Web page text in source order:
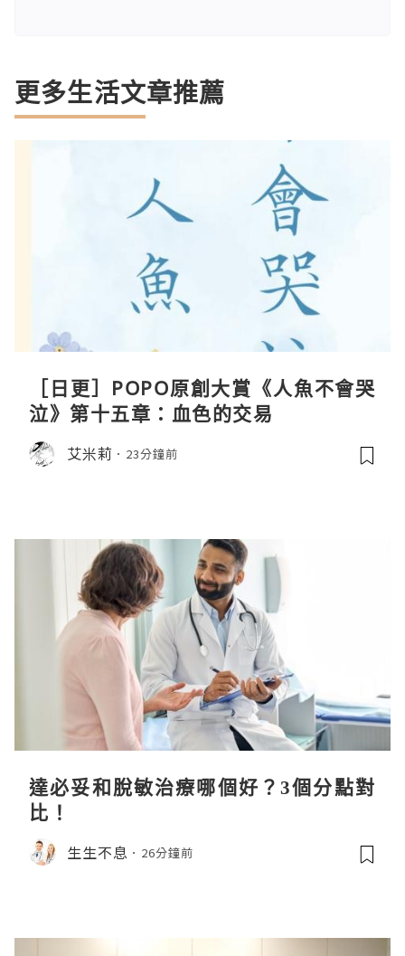
更多生活文章推薦
［日更］POPO原創大賞《人魚不會哭
泣》第十五章：血色的交易
艾米莉 23分鐘前
達必妥和脫敏治療哪個好？3個分點對
比！
生生不息 26分鐘前